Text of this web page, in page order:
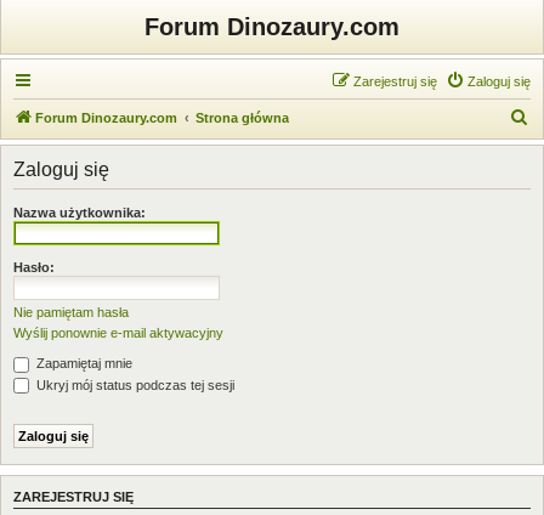
Forum Dinozaury.com
Zaloguj się
Zarejestruj się
Forum Dinozaury.com Strona główna
z
Zaloguj się
Nazwa użytkownika:
Hasło:
Nie pamiętam hasła
Wyślij ponownie e-mail aktywacyjny
Zapamiętaj mnie
Ukryj mój status podczas tej sesji
ZAREJESTRUJ SIĘ